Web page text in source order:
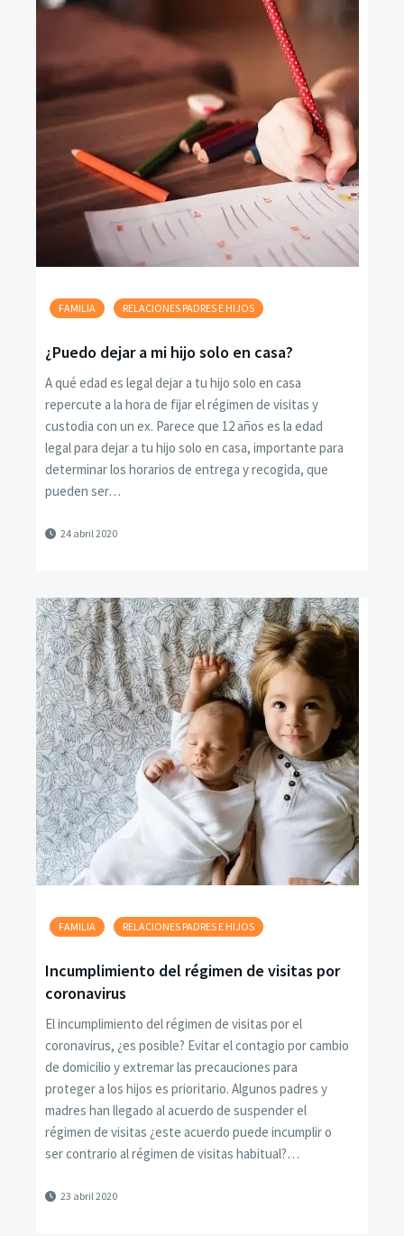
FAMILIA RELACIONES PADRES E HIJOS
¿Puedo dejar a mi hijo solo en casa?
A qué edad es legal dejar a tu hijo solo en casa
repercute a la hora de fijar el régimen de visitas y
custodia con un ex. Parece que 12 años es la edad
legal para dejar a tu hijo solo en casa, importante para
determinar los horarios de entrega y recogida, que
pueden ser…
24 abril 2020
FAMILIA RELACIONES PADRES E HIJOS
Incumplimiento del régimen de visitas por
coronavirus
El incumplimiento del régimen de visitas por el
coronavirus, ¿es posible? Evitar el contagio por cambio
de domicilio y extremar las precauciones para
proteger a los hijos es prioritario. Algunos padres y
madres han llegado al acuerdo de suspender el
régimen de visitas ¿este acuerdo puede incumplir o
ser contrario al régimen de visitas habitual?…
23 abril 2020